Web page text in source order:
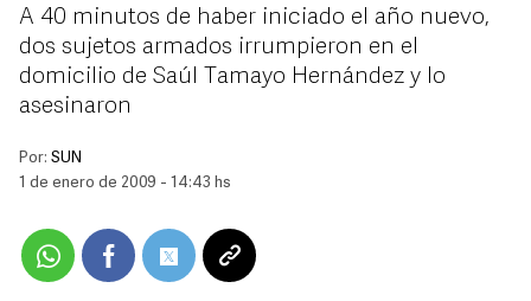
A 40 minutos de haber iniciado el año nuevo,
dos sujetos armados irrumpieron en el
domicilio de Saúl Tamayo Hernández y lo
asesinaron
Por: SUN
1 de enero de 2009 - 14:43 hs